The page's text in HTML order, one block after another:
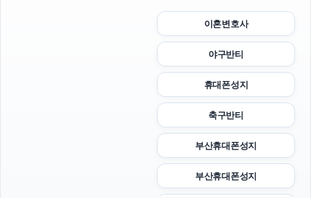
이혼변호사
야구반티
휴대폰성지
축구반티
부산휴대폰성지
부산휴대폰성지